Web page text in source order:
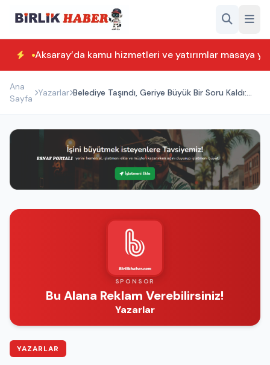
Aksaray’da kamu hizmetleri ve yatırımlar masaya
Ana
Sayfa
Yazarlar Belediye Taşındı, Geriye Büyük Bir Soru Kaldı:
SPONSOR
Bu Alana Reklam Verebilirsiniz!
Yazarlar
YAZARLAR